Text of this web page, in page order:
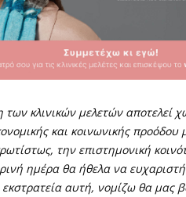
κλινικών μελετών αποτελεί
και κοινωνικής προόδου
την επιστημονική
ημέρα θα ήθελα να
αυτή, νομίζω θα μας